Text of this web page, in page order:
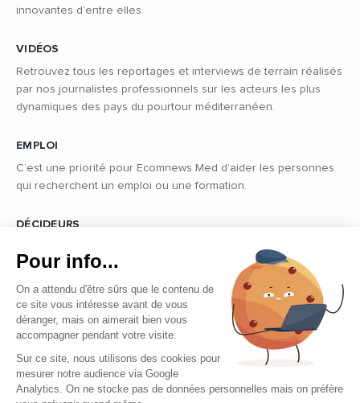
innovantes d’entre elles.
VIDÉOS
Retrouvez tous les reportages et interviews de terrain réalisés
par nos journalistes professionnels sur les acteurs les plus
dynamiques des pays du pourtour méditerranéen.
EMPLOI
C’est une priorité pour Ecomnews Med d’aider les personnes
qui recherchent un emploi ou une formation.
DÉCIDEURS
Quels sont les décideurs qui font l’actualité économique et
politique des pays du pourtour de la Méditerranée.
Copyright © 2026 - Tous droits réservés
Pour info...
On a attendu d'être sûrs que le contenu de
ce site vous intéresse avant de vous
déranger, mais on aimerait bien vous
accompagner pendant votre visite.
Sur ce site, nous utilisons des cookies pour
mesurer notre audience via Google
Analytics. On ne stocke pas de données personnelles mais on préfère